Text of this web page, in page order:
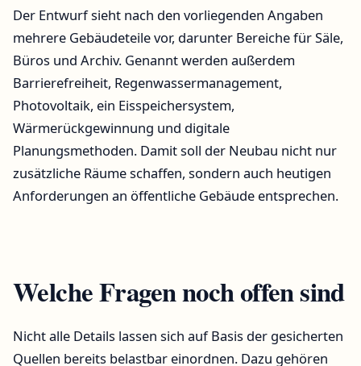
Der Entwurf sieht nach den vorliegenden Angaben
mehrere Gebäudeteile vor, darunter Bereiche für Säle,
Büros und Archiv. Genannt werden außerdem
Barrierefreiheit, Regenwassermanagement,
Photovoltaik, ein Eisspeichersystem,
Wärmerückgewinnung und digitale
Planungsmethoden. Damit soll der Neubau nicht nur
zusätzliche Räume schaffen, sondern auch heutigen
Anforderungen an öffentliche Gebäude entsprechen.
Welche Fragen noch offen sind
Nicht alle Details lassen sich auf Basis der gesicherten
Quellen bereits belastbar einordnen. Dazu gehören